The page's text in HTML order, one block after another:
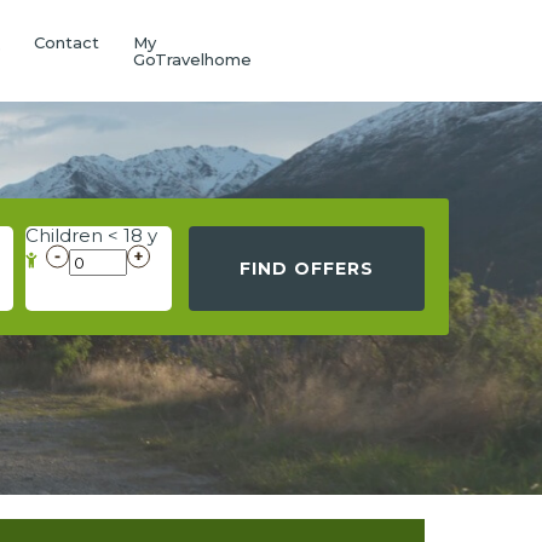
Contact
My
GoTravelhome
Children < 18 y
FIND OFFERS